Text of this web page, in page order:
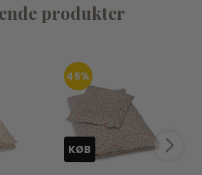
produkter
45%
KØB